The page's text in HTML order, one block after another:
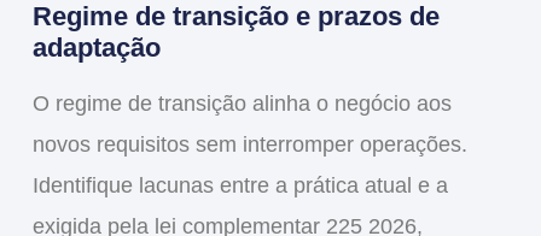
Regime de transição e prazos de
adaptação
O regime de transição alinha o negócio aos
novos requisitos sem interromper operações.
Identifique lacunas entre a prática atual e a
exigida pela lei complementar 225 2026,